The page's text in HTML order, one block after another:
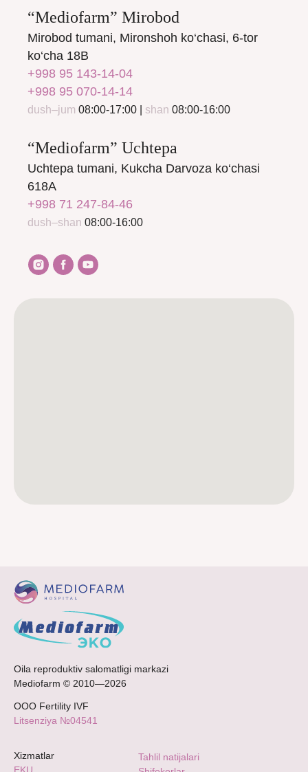
“Mediofarm” Mirobod
Mirobod tumani, Mironshoh ko‘chasi, 6-tor
ko‘cha 18B
+998 95 143-14-04
+998 95 070-14-14
dush–jum 08:00-17:00 | shan 08:00-16:00
“Mediofarm” Uchtepa
Uchtepa tumani, Kukcha Darvoza ko‘chasi
618A
+998 71 247-84-46
dush–shan 08:00-16:00
ООО Fertility IVF
Litsenziya №04541
Tahlil natijalari
Xizmatlar
Oila reproduktiv salomatligi markazi
Mediofarm © 2010—2026